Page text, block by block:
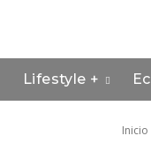
Lifestyle +
Inicio